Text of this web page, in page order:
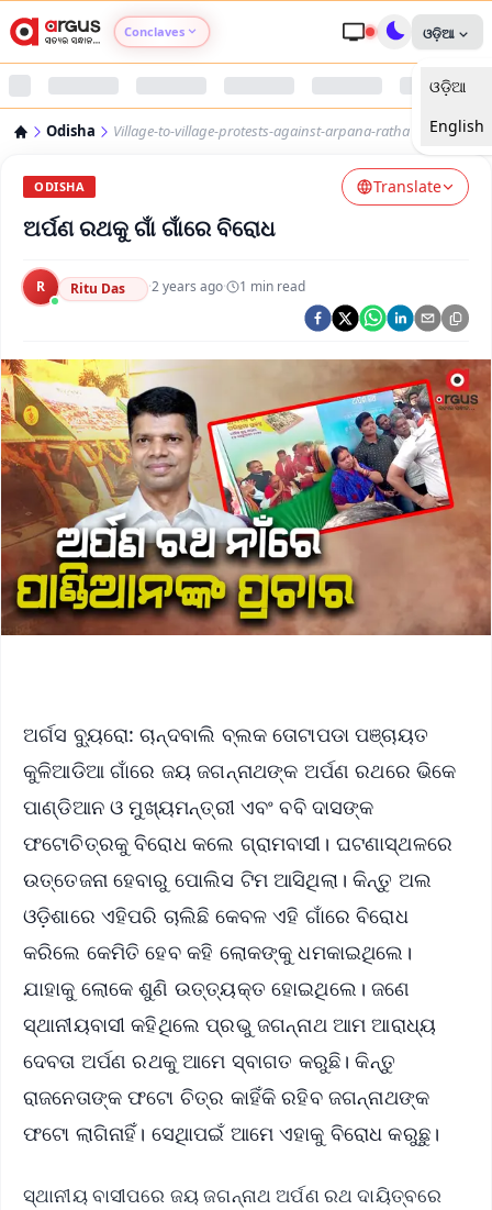
Conclaves
Argus Nari Shakti
Argus Swaad Odisha
ଓଡ଼ିଆ
ଓଡ଼ିଆ
English
Odisha Village-to-village-protests-against-arpana-ratha
ODISHA Translate
ଅର୍ପଣ ରଥକୁ ଗାଁ ଗାଁରେ ବିରୋଧ
R Ritu Das ·2 years ago· 1 min read
ଅର୍ଗସ ବ୍ୟୁରୋ: ଚାନ୍ଦବାଲି ବ୍ଲକ ତୋଟାପଡା ପଞ୍ଚାୟତ
କୁଳିଆଡିଆ ଗାଁରେ ଜୟ ଜଗନ୍ନାଥଙ୍କ ଅର୍ପଣ ରଥରେ ଭିକେ
ପାଣ୍ଡିଆନ ଓ ମୁଖ୍ୟମନ୍ତ୍ରୀ ଏବଂ ବବି ଦାସଙ୍କ
ଫଟୋଚିତ୍ରକୁ ବିରୋଧ କଲେ ଗ୍ରାମବାସୀ। ଘଟଣାସ୍ଥଳରେ
ଉତ୍ତେଜନା ହେବାରୁ ପୋଲିସ ଟିମ ଆସିଥିଲା। କିନ୍ତୁ ଅଲ
ଓଡ଼ିଶାରେ ଏହିପରି ଚାଲିଛି କେବଳ ଏହି ଗାଁରେ ବିରୋଧ
କରିଲେ କେମିତି ହେବ କହି ଲୋକଙ୍କୁ ଧମକାଇଥିଲେ।
ଯାହାକୁ ଲୋକେ ଶୁଣି ଉତ୍ତ୍ୟକ୍ତ ହୋଇଥିଲେ। ଜଣେ
ସ୍ଥାନୀୟବାସୀ କହିଥିଲେ ପ୍ରଭୁ ଜଗନ୍ନାଥ ଆମ ଆରାଧ୍ୟ
ଦେବତା ଅର୍ପଣ ରଥକୁ ଆମେ ସ୍ବାଗତ କରୁଛି। କିନ୍ତୁ
ରାଜନେତାଙ୍କ ଫଟୋ ଚିତ୍ର କାହିଁକି ରହିବ ଜଗନ୍ନାଥଙ୍କ
ଫଟୋ ଲାଗିନାହିଁ। ସେଥିାପଇଁ ଆମେ ଏହାକୁ ବିରୋଧ କରୁଛୁ।
ସ୍ଥାନୀୟ ବାସୀପରେ ଜୟ ଜଗନ୍ନାଥ ଅର୍ପଣ ରଥ ଦାୟିତ୍ବରେ